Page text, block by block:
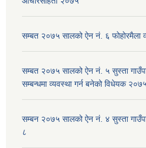
सम्बत २०७५ सालको ऐन नं. ६ फोहोरमैला
सम्बत २०७५ सालको ऐन नं. ५ सुस्ता
सम्बन्धमा व्यवस्था गर्न बनेको विधेयक
सम्बन २०७५ सालको ऐन नं. ४ सुस्ता
८